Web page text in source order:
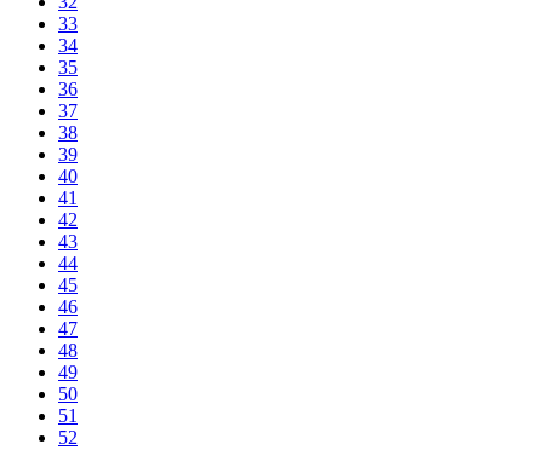
33
34
35
36
37
38
39
40
41
42
43
44
45
46
47
48
49
50
51
52